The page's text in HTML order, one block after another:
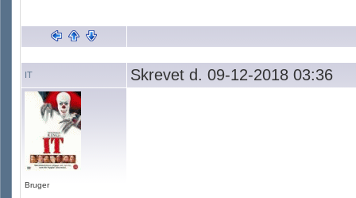
IT Skrevet d. 09-12-2018 03:36
Bruger